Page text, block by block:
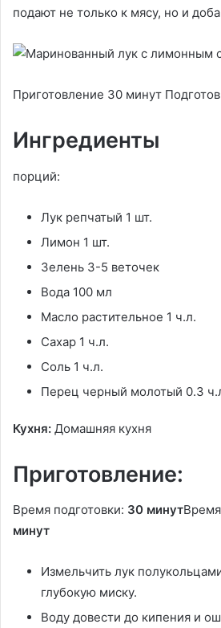
подают не только к мясу, но и
Приготовление 30 минут
Ингредиенты
порций:
Лук репчатый 1 шт.
Лимон 1 шт.
Зелень 3-5 веточек
Вода 100 мл
Масло растительное 1 ч.л.
Сахар 1 ч.л.
Соль 1 ч.л.
Перец черный молотый 0.3
Кухня: Домашняя кухня
Приготовление:
Время подготовки: 30 минут
минут
Измельчить лук
глубокую миску.
Воду довести до кипения и